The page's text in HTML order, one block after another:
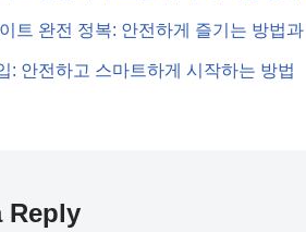
트 완전 정복: 안전하게 즐기는 방법
: 안전하고 스마트하게 시작하는 방법
Reply